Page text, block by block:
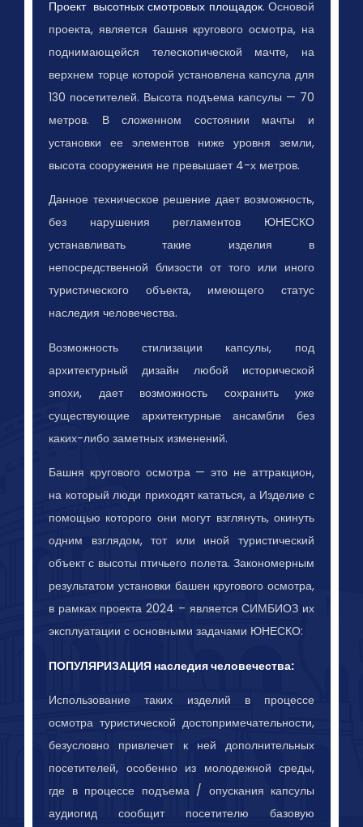
Проект высотных смотровых площадок. Основой
проекта, является башня кругового осмотра, на
поднимающейся телескопической мачте, на
верхнем торце которой установлена капсула для
130 посетителей. Высота подъема капсулы — 70
метров. В сложенном состоянии мачты и
установки ее элементов ниже уровня земли,
высота сооружения не превышает 4-х метров.
Данное техническое решение дает возможность,
без нарушения регламентов ЮНЕСКО
устанавливать такие изделия в
непосредственной близости от того или иного
туристического объекта, имеющего статус
наследия человечества.
Возможность стилизации капсулы, под
архитектурный дизайн любой исторической
эпохи, дает возможность сохранить уже
существующие архитектурные ансамбли без
каких-либо заметных изменений.
Башня кругового осмотра — это не аттракцион,
на который люди приходят кататься, а Изделие с
помощью которого они могут взглянуть, окинуть
одним взглядом, тот или иной туристический
объект с высоты птичьего полета. Закономерным
результатом установки башен кругового осмотра,
в рамках проекта 2024 – является СИМБИОЗ их
эксплуатации с основными задачами ЮНЕСКО:
ПОПУЛЯРИЗАЦИЯ наследия человечества:
Использование таких изделий в процессе
осмотра туристической достопримечательности,
безусловно привлечет к ней дополнительных
посетителей, особенно из молодежной среды,
где в процессе подъема / опускания капсулы
аудиогид сообщит посетителю базовую